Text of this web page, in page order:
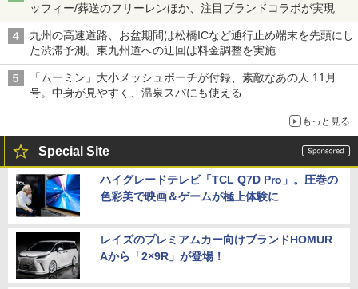
ッフィー/葬送のフリーレンほか、注目ブランドコラボが実現
九州の高速道路、お盆期間は松橋ICなど通行止め端末を先頭にし
た渋滞予測。東九州道への迂回は料金調整を実施
「ムーミン」大小メッシュポーチが付録、素敵なあの人 11月
号。中身が見やすく、温泉スパにも使える
もっと見る
Special Site
ハイグレードテレビ「TCL Q7D Pro」。圧巻の
色彩美で映画＆ゲームが極上体験に
レイズのプレミアムカー向けブランドHOMUR
Aから「2×9R」が登場！